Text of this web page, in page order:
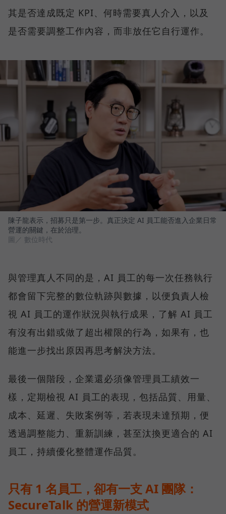
其是否達成既定 KPI、何時需要真人介入，以及
是否需要調整工作內容，而非放任它自行運作。
陳子龍表示，招募只是第一步。真正決定 AI 員工能否進入企業日常
營運的關鍵，在於治理。
圖／ 數位時代
與管理真人不同的是，AI 員工的每一次任務執行
都會留下完整的數位軌跡與數據，以便負責人檢
視 AI 員工的運作狀況與執行成果，了解 AI 員工
有沒有出錯或做了超出權限的行為，如果有，也
能進一步找出原因再思考解決方法。
最後一個階段，企業還必須像管理員工績效一
樣，定期檢視 AI 員工的表現，包括品質、用量、
成本、延遲、失敗案例等，若表現未達預期，便
透過調整能力、重新訓練，甚至汰換更適合的 AI
員工，持續優化整體運作品質。
只有 1 名員工，卻有一支 AI 團隊：
SecureTalk 的營運新模式